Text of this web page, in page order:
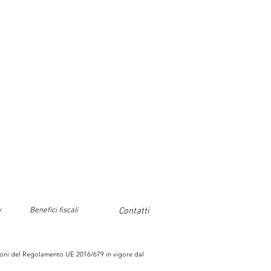
Benefici fiscali Contatti
del Regolamento UE 2016/679 in vigore dal